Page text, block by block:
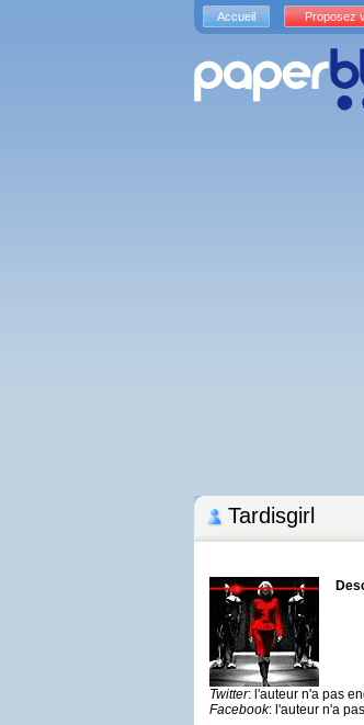
Tardisgirl
Twitter: l'auteur n'a pas
Facebook: l'auteur n'a
Accueil Proposez